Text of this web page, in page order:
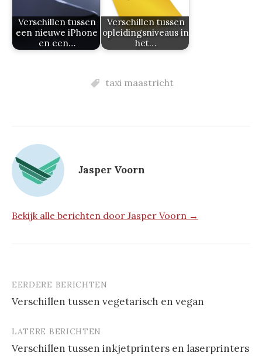
Verschillen tussen
een nieuwe iPhone
en een…
Verschillen tussen
opleidingsniveaus in
het…
taxi maastricht
Jasper Voorn
Bekijk alle berichten door Jasper Voorn →
Berichtnavigatie
EERDERE BERICHTEN
Verschillen tussen vegetarisch en vegan
LATERE BERICHTEN
Verschillen tussen inkjetprinters en laserprinters